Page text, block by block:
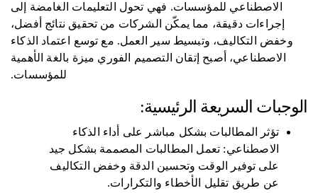
الاصطناعي للمؤسسات. فهي تحول التعليمات الغامضة إلى
إجراءات دقيقة، مما يمكّن الشركات من تحقيق نتائج أفضل،
وخفض التكاليف، وتبسيط سير العمل. مع توسع اعتماد الذكاء
الاصطناعي، أصبح إتقان التصميم الفوري ميزة بالغة الأهمية
للمؤسسات.
الوجبات السريعة الرئيسية:
تؤثر المطالبات بشكل مباشر على أداء الذكاء
الاصطناعي: تعمل المطالبات المصممة بشكل جيد
على توفير الوقت وتحسين الدقة وخفض التكاليف
عن طريق تقليل الأخطاء والتكرارات.